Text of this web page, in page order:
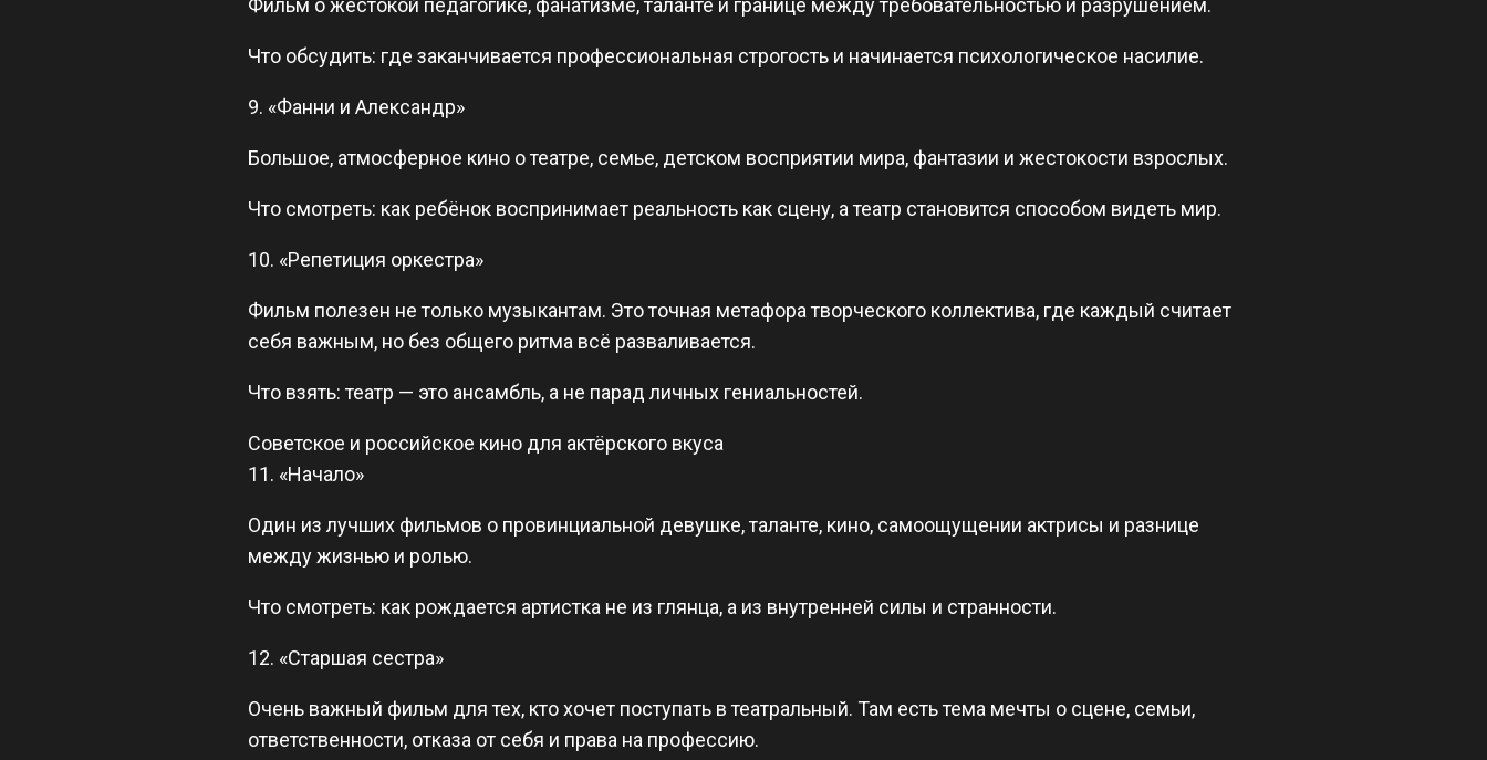
Фильм о жестокой педагогике, фанатизме, таланте и границе между требовательностью и разрушением.
Что обсудить: где заканчивается профессиональная строгость и начинается психологическое насилие.
9. «Фанни и Александр»
Большое, атмосферное кино о театре, семье, детском восприятии мира, фантазии и жестокости взрослых.
Что смотреть: как ребёнок воспринимает реальность как сцену, а театр становится способом видеть мир.
10. «Репетиция оркестра»
Фильм полезен не только музыкантам. Это точная метафора творческого коллектива, где каждый считает
себя важным, но без общего ритма всё разваливается.
Что взять: театр — это ансамбль, а не парад личных гениальностей.
Советское и российское кино для актёрского вкуса
11. «Начало»
Один из лучших фильмов о провинциальной девушке, таланте, кино, самоощущении актрисы и разнице
между жизнью и ролью.
Что смотреть: как рождается артистка не из глянца, а из внутренней силы и странности.
12. «Старшая сестра»
Очень важный фильм для тех, кто хочет поступать в театральный. Там есть тема мечты о сцене, семьи,
ответственности, отказа от себя и права на профессию.